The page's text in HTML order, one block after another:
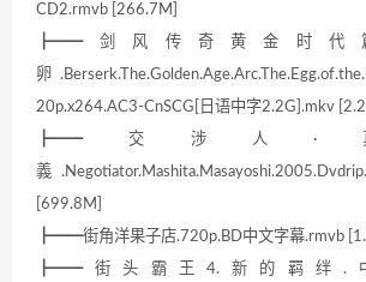
CD2.rmvb [266.7M]
┣━━剑风传奇黄金时代
卵
20p.x264.AC3-CnSCG[日语中字2.2G].mkv
┣━━交涉人·
義
[699.8M]
┣━━街角洋果子店.720p.BD中文字幕.rmvb
┣━━街头霸王4.新的羁绊.